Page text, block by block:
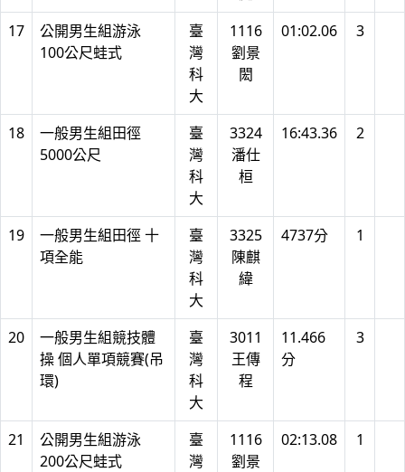
17
公開男生組游泳
100公尺蛙式
臺
灣
科
大
1116
劉景
閎
01:02.06 3
18
一般男生組田徑
5000公尺
臺
灣
科
大
3324
潘仕
桓
16:43.36 2
19
一般男生組田徑 十
項全能
臺
灣
科
大
3325
陳麒
緯
4737分 1
20
一般男生組競技體
操 個人單項競賽(吊
環)
臺
灣
科
大
3011
王傳
程
11.466
分
3
21
公開男生組游泳
200公尺蛙式
臺
灣
1116
劉景
02:13.08 1